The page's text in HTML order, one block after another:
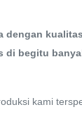
dengan
di begitu
kami